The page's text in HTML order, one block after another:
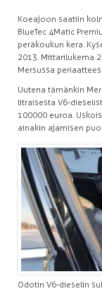
Koeajoon saatiin
BlueTec 4Matic
peräkoukun kera.
2013. Mittarilukema
Mersussa
Uutena tämänkin
litraisesta V6-
100 000 euroa.
ainakin ajamisen
Odotin V6-dieselin